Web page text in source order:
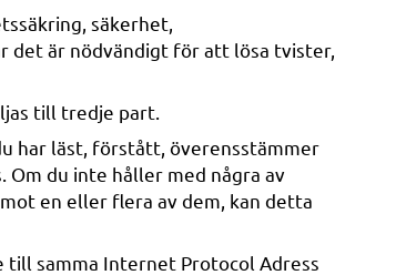
säkerhet,
det är nödvändigt för att lösa tvister,
till tredje part.
har läst, förstått, överensstämmer
du inte håller med några av
en eller flera av dem, kan detta
samma Internet Protocol Adress